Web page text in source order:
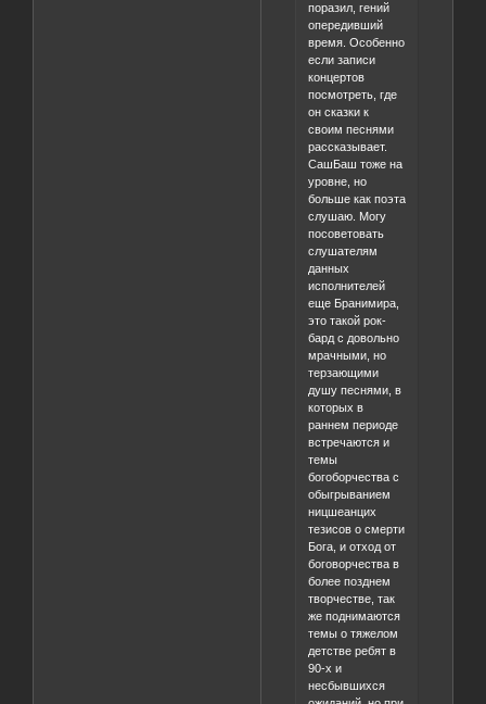
поразил, гений
опередивший
время. Особенно
если записи
концертов
посмотреть, где
он сказки к
своим песнями
рассказывает.
СашБаш тоже на
уровне, но
больше как поэта
слушаю. Могу
посоветовать
слушателям
данных
исполнителей
еще Бранимира,
это такой рок-
бард с довольно
мрачными, но
терзающими
душу песнями, в
которых в
раннем периоде
встречаются и
темы
богоборчества с
обыгрыванием
ницшеанцих
тезисов о смерти
Бога, и отход от
боговорчества в
более позднем
творчестве, так
же поднимаются
темы о тяжелом
детстве ребят в
90-х и
несбывшихся